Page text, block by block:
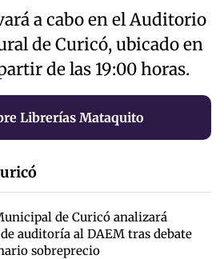
a cabo en el Auditorio
de Curicó, ubicado en
de las 19:00 horas.
Librerías Mataquito
de Curicó analizará
auditoría al DAEM tras debate
sobreprecio